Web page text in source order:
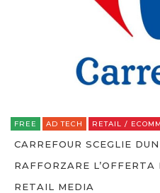
FREE AD TECH RETAIL /
CARREFOUR SCEGLIE
RAFFORZARE
RETAIL MEDIA